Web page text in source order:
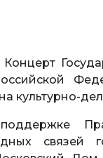
Концерт
культурно-
связей